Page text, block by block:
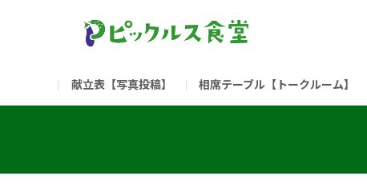
献立表【写真投稿】 相席テーブル【トークルーム】
（リンク）ご飯がススム ブランドサイト